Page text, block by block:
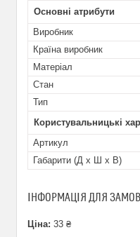
Основні атрибути
Виробник
Країна виробник
Матеріал
Стан
Тип
Користувальницькі
Артикул
Габарити (Д x Ш x В)
ІНФОРМАЦІЯ ДЛЯ
Ціна: 33 ₴